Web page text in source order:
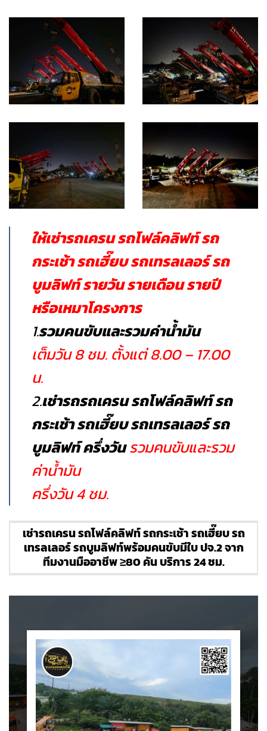
ให้เช่ารถเครน รถโฟล์คลิฟท์ รถ
กระเช้า รถเฮี๊ยบ รถเทรลเลอร์ รถ
บูมลิฟท์ รายวัน รายเดือน รายปี
หรือเหมาโครงการ
1.รวมคนขับและรวมค่าน้ำมัน
เต็มวัน 8 ชม. ตั้งแต่ 8.00 – 17.00
น.
2.เช่ารถรถเครน รถโฟล์คลิฟท์ รถ
กระเช้า รถเฮี๊ยบ รถเทรลเลอร์ รถ
บูมลิฟท์ ครึ่งวันรวมคนขับและรวม
ค่าน้ำมัน
ครึ่งวัน 4 ชม.
เช่ารถเครน รถโฟล์คลิฟท์ รถกระเช้า รถเฮี๊ยบ รถ
เทรลเลอร์ รถบูมลิฟท์พร้อมคนขับมีใบ ปจ.2 จาก
ทีมงานมืออาชีพ ≥80 คัน บริการ 24 ชม.